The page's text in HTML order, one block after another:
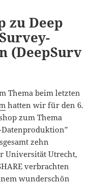
zu Deep
(DeepSurv
Thema beim letzten
hatten wir für den 6.
zum Thema
zehn
Universität Utrecht,
verbrachten
wunderschön